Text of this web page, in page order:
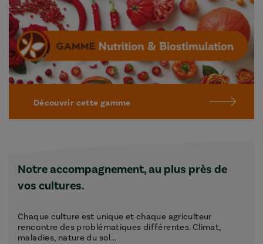
Découvrir cette gamme
Notre accompagnement, au plus près de
vos cultures.
Chaque culture est unique et chaque agriculteur
rencontre des problématiques différentes. Climat,
maladies, nature du sol...